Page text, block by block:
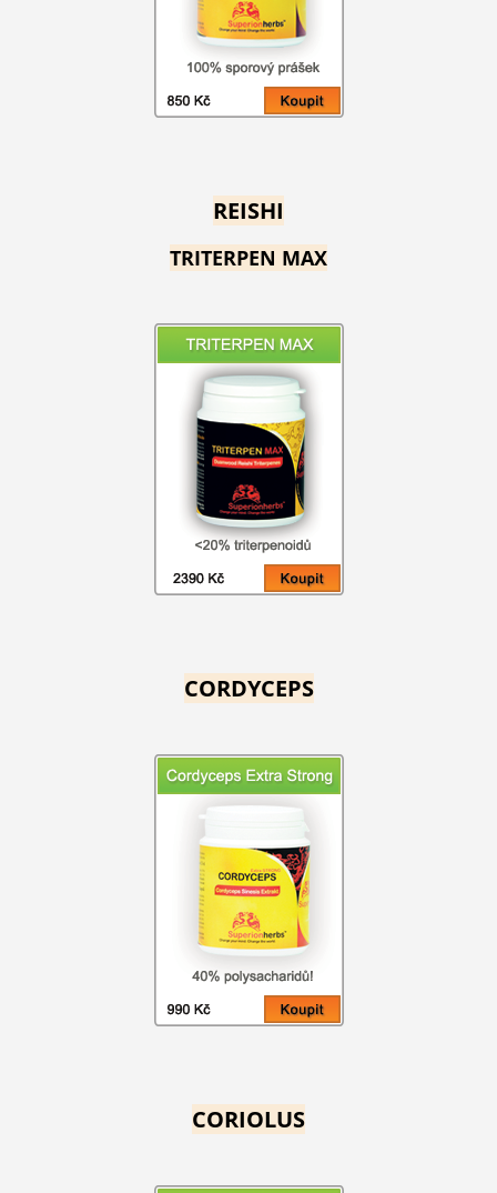
REISHI
TRITERPEN MAX
CORDYCEPS
CORIOLUS